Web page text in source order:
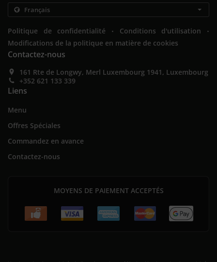
Politique de confidentialité . Conditions d'utilisation .
Modifications de la politique en matière de cookies
Contactez-nous
161 Rte de Longwy, Merl Luxembourg 1941, Luxembourg
+352 621 133 339
Liens
Menu
Offres Spéciales
Commandez en avance
Contactez-nous
MOYENS DE PAIEMENT ACCEPTÉS